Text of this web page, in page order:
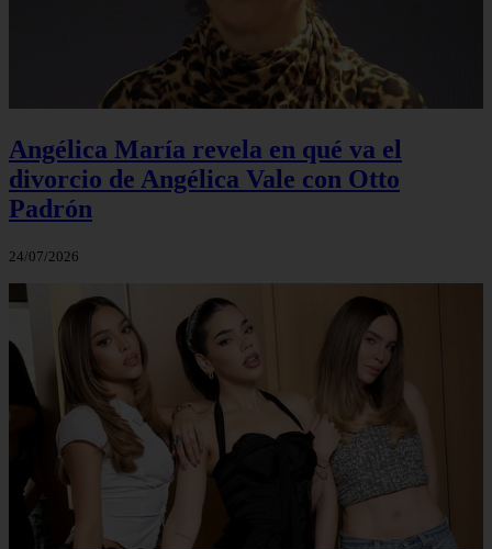
Angélica María revela en qué va el
divorcio de Angélica Vale con Otto
Padrón
24/07/2026